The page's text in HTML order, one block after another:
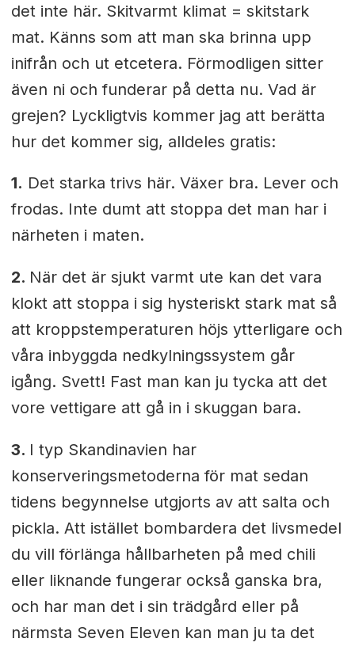
det inte här. Skitvarmt klimat = skitstark
mat. Känns som att man ska brinna upp
inifrån och ut etcetera. Förmodligen sitter
även ni och funderar på detta nu. Vad är
grejen? Lyckligtvis kommer jag att berätta
hur det kommer sig, alldeles gratis:
1. Det starka trivs här. Växer bra. Lever och
frodas. Inte dumt att stoppa det man har i
närheten i maten.
2. När det är sjukt varmt ute kan det vara
klokt att stoppa i sig hysteriskt stark mat så
att kroppstemperaturen höjs ytterligare och
våra inbyggda nedkylningssystem går
igång. Svett! Fast man kan ju tycka att det
vore vettigare att gå in i skuggan bara.
3. I typ Skandinavien har
konserveringsmetoderna för mat sedan
tidens begynnelse utgjorts av att salta och
pickla. Att istället bombardera det livsmedel
du vill förlänga hållbarheten på med chili
eller liknande fungerar också ganska bra,
och har man det i sin trädgård eller på
närmsta Seven Eleven kan man ju ta det